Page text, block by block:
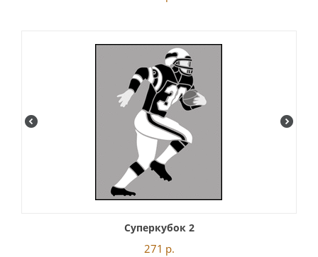
Суперкубок 2
271 р.